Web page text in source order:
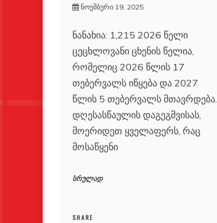
ნოემბერი 19, 2025
ნანახია: 1,215 2026 წელი
ცეცხლოვანი ცხენის წელია,
რომელიც 2026 წლის 17
თებერვალს იწყება და 2027
წლის 5 თებერვალს მთავრდება.
დღესასწაულის დაგეგმვისას,
მოერიდეთ ყველაფერს, რაც
მოსაწყენი
სრულად
SHARE